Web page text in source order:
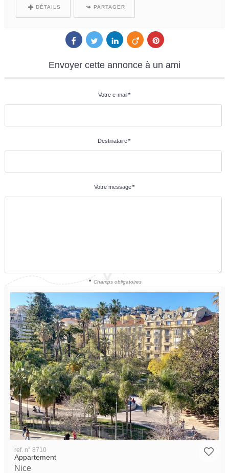
DÉTAILS PARTAGER
Envoyer cette annonce à un ami
Votre e-mail *
Destinataire*
Votre message *
* Champs obligatoires
ref. n° 8710
Appartement
Nice